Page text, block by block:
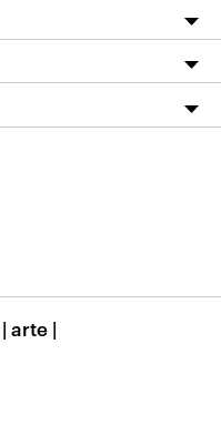
| arte |